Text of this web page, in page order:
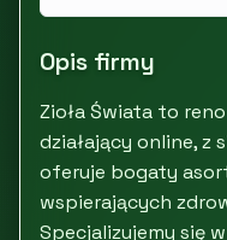
Opis firmy
Zioła Świata to
działający online, z
oferuje bogaty
wspierających
Specjalizujemy się